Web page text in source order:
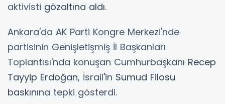
aktivisti gözaltına aldı.
Ankara'da AK Parti Kongre Merkezi'nde
partisinin Genişletişmiş İl Başkanları
Toplantısı'nda konuşan Cumhurbaşkanı Recep
Tayyip Erdoğan, İsrail'in Sumud Filosu
baskınına tepki gösterdi.